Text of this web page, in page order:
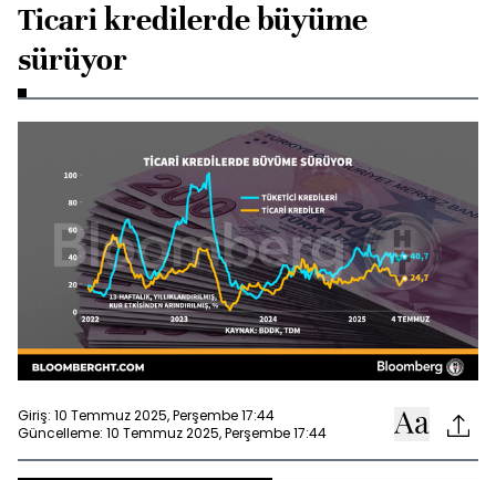
Ticari kredilerde büyüme
sürüyor
Giriş: 10 Temmuz 2025, Perşembe 17:44
Güncelleme: 10 Temmuz 2025, Perşembe 17:44